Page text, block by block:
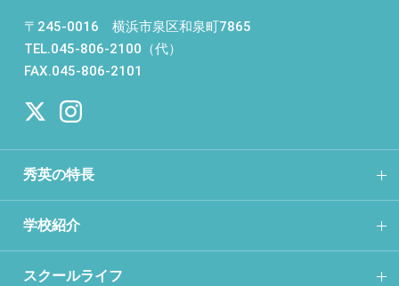
〒245-0016 横浜市泉区和泉町7865
TEL.045-806-2100（代）
FAX.045-806-2101
秀英の特長
学校紹介
スクールライフ